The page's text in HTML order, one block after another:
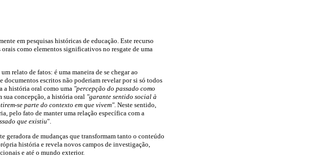
em pesquisas históricas de educação. Este recurso
como elementos significativos no resgate de uma
relato de fatos: é uma maneira de se chegar ao
escritos não poderiam revelar por si só todos
a história oral como uma "percepção do passado como
sua concepção, a história oral "garante sentido social à
se parte do contexto em que vivem". Neste sentido,
pelo fato de manter uma relação específica com a
que existiu".
de mudanças que transformam tanto o conteúdo
história e revela novos campos de investigação,
e até o mundo exterior.